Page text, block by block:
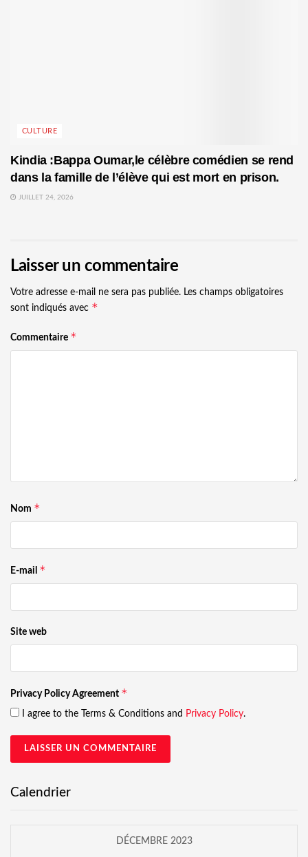
CULTURE
Kindia :Bappa Oumar,le célèbre comédien se rend
dans la famille de l’élève qui est mort en prison.
JUILLET 24, 2026
Laisser un commentaire
Votre adresse e-mail ne sera pas publiée. Les champs obligatoires
sont indiqués avec *
Commentaire *
Nom *
E-mail *
Site web
Privacy Policy Agreement *
I agree to the Terms & Conditions and Privacy Policy.
Calendrier
DÉCEMBRE 2023